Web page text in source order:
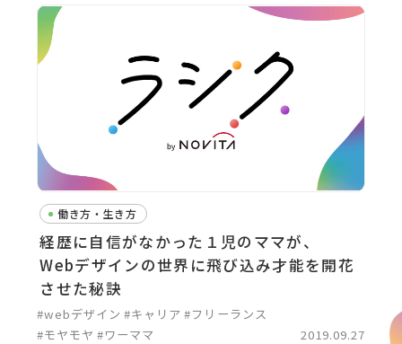
働き方・生き方
経歴に自信がなかった１児のママが、
Webデザインの世界に飛び込み才能を開花
させた秘訣
#webデザイン #キャリア #フリーランス
#モヤモヤ #ワーママ 2019.09.27